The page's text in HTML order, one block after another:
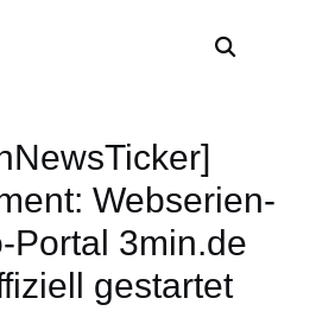
Webserien-
Portal 3min.de
gestartet